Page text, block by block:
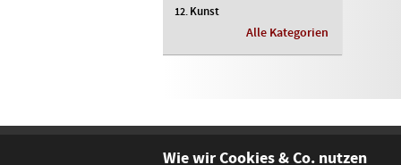
Kunst
Alle Kategorien
Wie wir Cookies & Co. nutzen